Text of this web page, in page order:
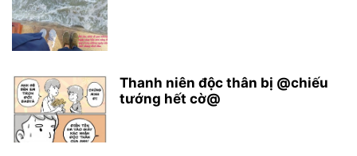
Thanh niên độc thân bị @chiếu
tướng hết cờ@